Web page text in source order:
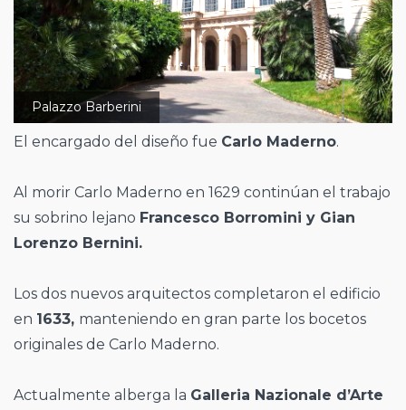
Palazzo Barberini
El encargado del diseño fue Carlo Maderno.
Al morir Carlo Maderno en 1629 continúan el trabajo
su sobrino lejano Francesco Borromini y Gian
Lorenzo Bernini.
Los dos nuevos arquitectos completaron el edificio
en 1633, manteniendo en gran parte los bocetos
originales de Carlo Maderno.
Actualmente alberga la Galleria Nazionale d’Arte